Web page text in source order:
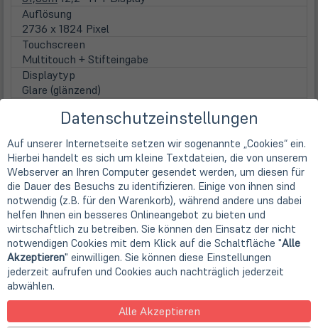
Auflösung
2736 x 1824 Pixel
Touchscreen
Multitouch + Stifteingabe
Displaytyp
Glare (glänzend)
LED Hintergrundbeleuchtung
Prozessor
Intel Core i7-8650U (4x 1,90 GHz / 8M SmartCache / 15
Watt)
Grafik
Intel HD Graphics 620 (IGP)
RAM Speicher
16 GB DDR4 (1 Steckplatz)
Festplatte
512GB SSD
Kommunikation
Wi-Fi
Bluetooth
Datenschutzeinstellungen
Auf unserer Internetseite setzen wir sogenannte „Cookies“ ein.
Hierbei handelt es sich um kleine Textdateien, die von unserem
Webserver an Ihren Computer gesendet werden, um diesen für
die Dauer des Besuchs zu identifizieren. Einige von ihnen sind
notwendig (z.B. für den Warenkorb), während andere uns dabei
helfen Ihnen ein besseres Onlineangebot zu bieten und
wirtschaftlich zu betreiben. Sie können den Einsatz der nicht
notwendigen Cookies mit dem Klick auf die Schaltfläche "Alle
Akzeptieren" einwilligen. Sie können diese Einstellungen
jederzeit aufrufen und Cookies auch nachträglich jederzeit
abwählen.
Alle Akzeptieren